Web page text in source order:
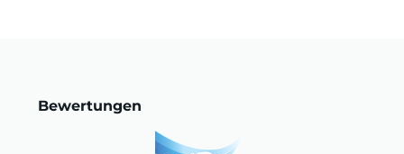
Bewertungen